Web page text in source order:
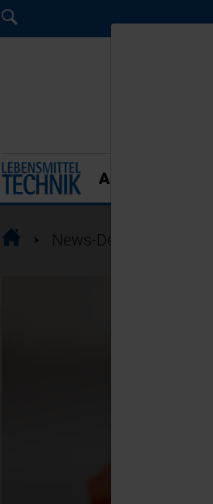
Home
Home
AKTUELLE
HomeNews-Detail